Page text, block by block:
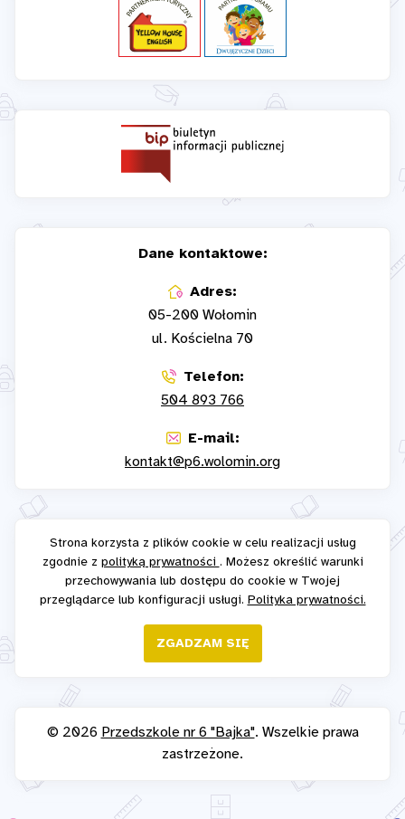
Dane kontaktowe:
Adres:
05-200 Wołomin
ul. Kościelna 70
Telefon:
504 893 766
E-mail:
kontakt@p6.wolomin.org
Strona korzysta z plików cookie w celu realizacji usług
zgodnie z polityką prywatności . Możesz określić warunki
przechowywania lub dostępu do cookie w Twojej
przeglądarce lub konfiguracji usługi. Polityka prywatności.
ZGADZAM SIĘ
© 2026 Przedszkole nr 6 "Bajka". Wszelkie prawa
zastrzeżone.